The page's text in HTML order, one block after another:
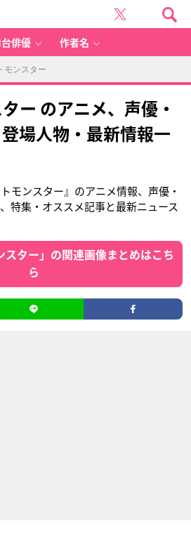
俳優 作者名
モンスター
ー のアニメ、声優・
場人物・最新情報一
モンスター』のアニメ情報、声優・
特集・オススメ記事と最新ニュース
スター」の関連画像まとめはこち
ら